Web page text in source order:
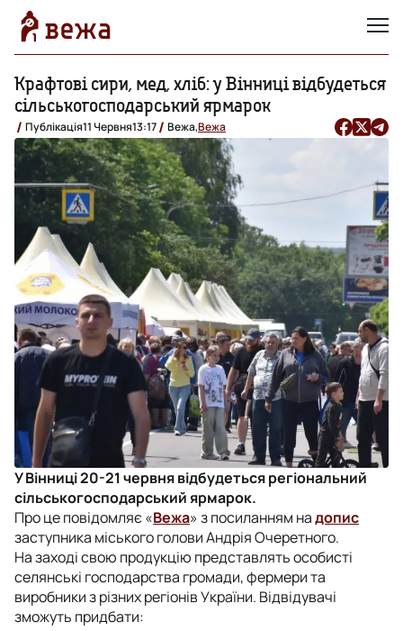
Крафтові сири, мед, хліб: у Вінниці відбудеться
сільськогосподарський ярмарок
Публікація11 Червня13:17 Вежа,Вежа
У Вінниці 20-21 червня відбудеться регіональний
сільськогосподарський ярмарок.
Про це повідомляє «Вежа» з посиланням надопис
заступника міського голови Андрія Очеретного.
На заході свою продукцію представлять особисті
селянські господарства громади, фермери та
виробники з різних регіонів України. Відвідувачі
зможуть придбати: